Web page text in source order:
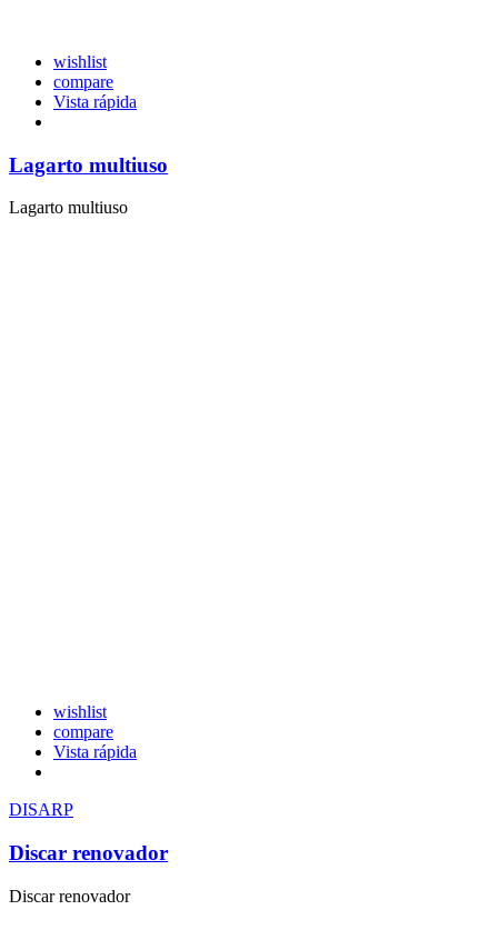
wishlist
compare
Vista rápida
Lagarto multiuso
Lagarto multiuso
wishlist
compare
Vista rápida
DISARP
Discar renovador
Discar renovador